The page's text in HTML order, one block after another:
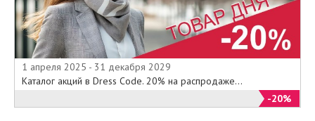
1 апреля 2025 - 31 декабря 2029
Каталог акций в Dress Code. 20% на распродаже...
-20%